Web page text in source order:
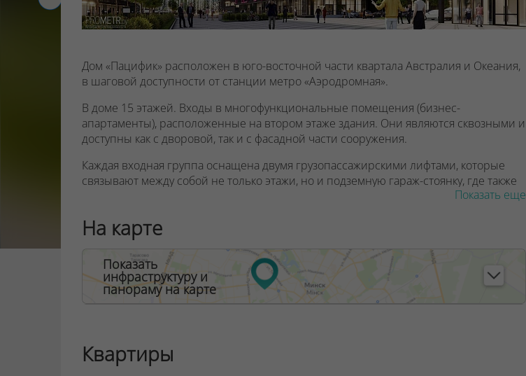
Дом «Пацифик» расположен в юго-восточной части квартала Австралия и Океания,
в шаговой доступности от станции метро «Аэродромная».
В доме 15 этажей. Входы в многофункциональные помещения (бизнес-
апартаменты), расположенные на втором этаже здания. Они являются сквозными и
доступны как с дворовой, так и с фасадной части сооружения.
Каждая входная группа оснащена двумя грузопассажирскими лифтами, которые
связывают между собой не только этажи, но и подземную гараж-стоянку, где также
будут кладовые, что является несомненным плюсом для комфортного проживания
помещения (бизнес-апартаменты) площадью от 42 до 91 квадратных метров.
ООО "Твоя столицаконсалт", УНП 190285638, лицензия №02240/129 от 06.09.06г.
Договор на оказание риэлтерских услуг № 449/6, от 04.09.2025
Показать еще
На карте
Показать
инфраструктуру и
панораму на карте
Квартиры